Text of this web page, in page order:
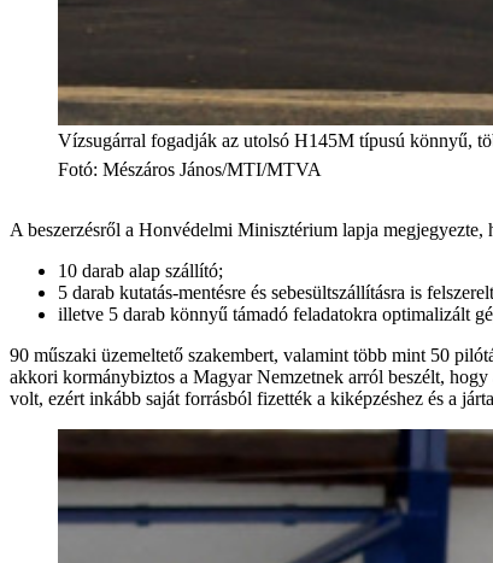
Vízsugárral fogadják az utolsó H145M típusú könnyű,
Fotó: Mészáros János/MTI/MTVA
A beszerzésről a Honvédelmi Minisztérium lapja
10 darab alap szállító;
5 darab kutatás-mentésre és sebesültszállításra is
illetve 5 darab könnyű támadó feladatokra optimalizált
90 műszaki üzemeltető szakembert, valamint több mint 50
akkori kormánybiztos a Magyar Nemzetnek arról beszélt,
volt, ezért inkább saját forrásból fizették a kiképzéshez és a